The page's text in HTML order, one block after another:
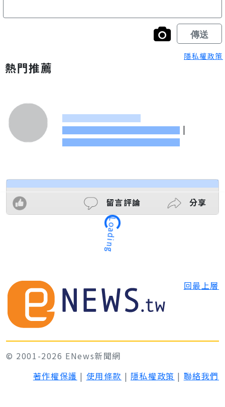
隱私權政策
熱門推薦
|
留言評論 分享
Loading
回最上層
© 2001-2026 ENews新聞網
著作權保護 | 使用條款 | 隱私權政策 | 聯絡我們